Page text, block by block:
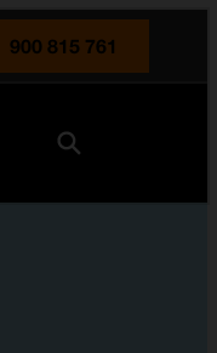
900 815 761